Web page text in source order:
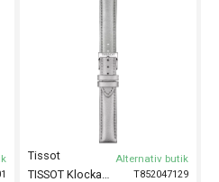
T852047129
Tissot
Alternativ butik